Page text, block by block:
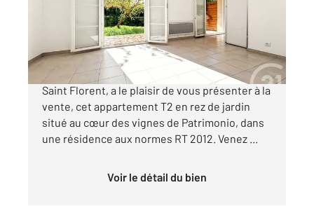
Appartement T2 à vendre
150 000 €
Votre agence Century 21 Dary Immobilier à
Saint Florent, a le plaisir de vous présenter à la
vente, cet appartement T2 en rez de jardin
situé au cœur des vignes de Patrimonio, dans
une résidence aux normes RT 2012. Venez ...
Voir le détail du bien